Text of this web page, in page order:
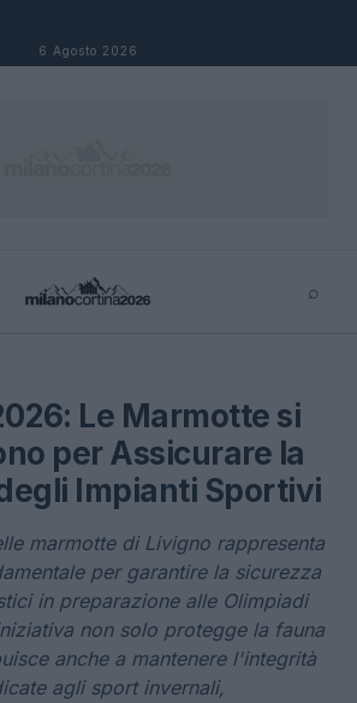
6 Agosto 2026
⌕
Le Marmotte si
per Assicurare la
Impianti Sportivi
marmotte di Livigno rappresenta
per garantire la sicurezza
in preparazione alle Olimpiadi
non solo protegge la fauna
anche a mantenere l'integrità
agli sport invernali,